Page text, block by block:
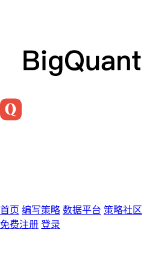
首页 编写策略 数据平台 策略社区
免费注册 登录